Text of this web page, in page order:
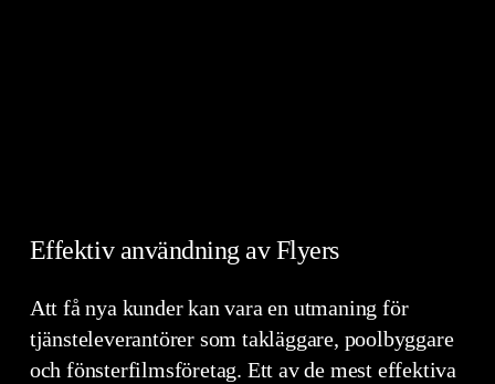
Effektiv användning av Flyers
Att få nya kunder kan vara en utmaning för
tjänsteleverantörer som takläggare, poolbyggare
och fönsterfilmsföretag. Ett av de mest effektiva